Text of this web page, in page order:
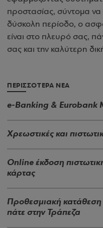
προστασίας, σύντομα να
δύσκολη περίοδο, o
είναι στο πλευρό σας,
σας και την καλύτερη
ΠΕΡΙΣΣΟΤΕΡΑ ΝΕΑ
e-Banking & Eurobank
Xρεωστικές και
Online έκδοση
κάρτας
Προθεσμιακή
πάτε στην Τράπεζα